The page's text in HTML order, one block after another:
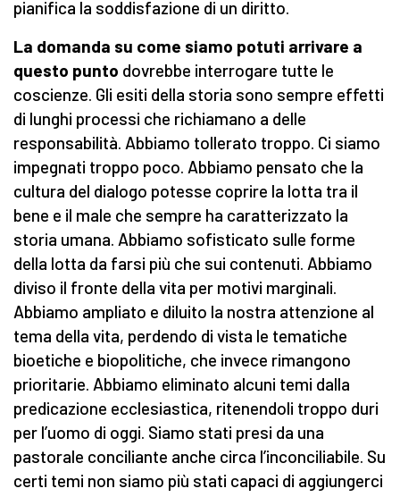
pianifica la soddisfazione di un diritto.
La domanda su come siamo potuti arrivare a
questo punto dovrebbe interrogare tutte le
coscienze. Gli esiti della storia sono sempre effetti
di lunghi processi che richiamano a delle
responsabilità. Abbiamo tollerato troppo. Ci siamo
impegnati troppo poco. Abbiamo pensato che la
cultura del dialogo potesse coprire la lotta tra il
bene e il male che sempre ha caratterizzato la
storia umana. Abbiamo sofisticato sulle forme
della lotta da farsi più che sui contenuti. Abbiamo
diviso il fronte della vita per motivi marginali.
Abbiamo ampliato e diluito la nostra attenzione al
tema della vita, perdendo di vista le tematiche
bioetiche e biopolitiche, che invece rimangono
prioritarie. Abbiamo eliminato alcuni temi dalla
predicazione ecclesiastica, ritenendoli troppo duri
per l’uomo di oggi. Siamo stati presi da una
pastorale conciliante anche circa l’inconciliabile. Su
certi temi non siamo più stati capaci di aggiungerci